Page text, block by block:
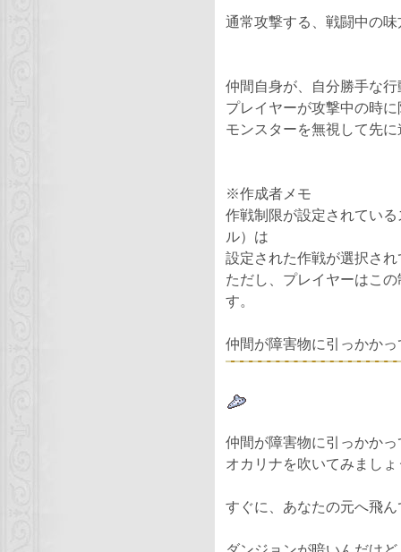
通常攻撃する 戦闘中の
仲間自身が、自分勝手な行
プレイヤーが攻撃中の時
モンスターを無視して先
※作成者メモ
作戦制限が設定されてい
ル）は
設定された作戦が選択さ
ただし、プレイヤーはこ
す。
仲間が障害物に引っかか
仲間が障害物に引っかか
オカリナを吹いてみましょ
すぐに、あなたの元へ飛